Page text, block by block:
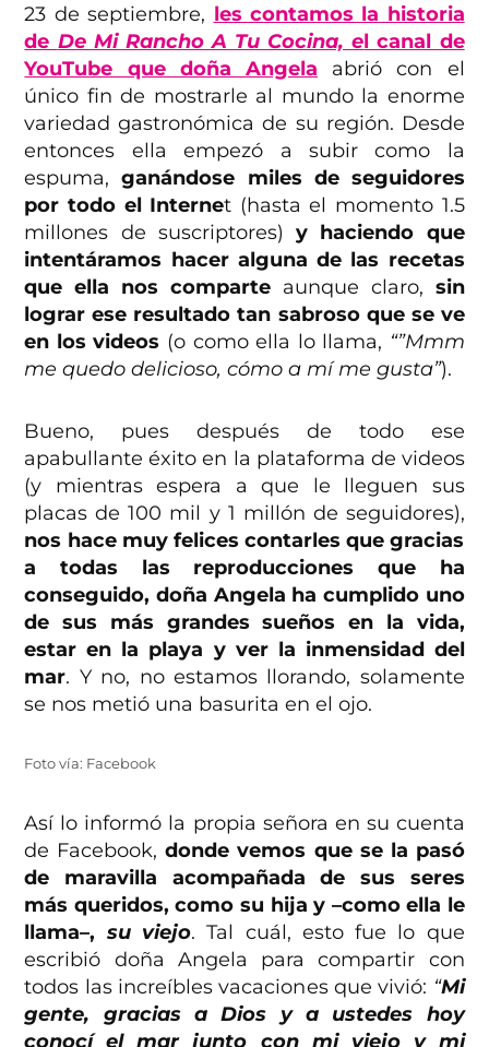
23 de septiembre, les contamos la historia
de De Mi Rancho A Tu Cocina, el canal de
YouTube que doña Angela abrió con el
único fin de mostrarle al mundo la enorme
variedad gastronómica de su región. Desde
entonces ella empezó a subir como la
espuma,ganándose miles de seguidores
por todo el Internet (hasta el momento 1.5
millones de suscriptores) y haciendo que
intentáramos hacer alguna de las recetas
que ella nos comparte aunque claro, sin
lograr ese resultado tan sabroso que se ve
en los videos (o como ella lo llama, “”Mmm
me quedo delicioso, cómo a mí me gusta”).
Bueno, pues después de todo ese
apabullante éxito en la plataforma de videos
(y mientras espera a que le lleguen sus
placas de 100 mil y 1 millón de seguidores),
nos hace muy felices contarles que gracias
a todas las reproducciones que ha
conseguido, doña Angela ha cumplido uno
de sus más grandes sueños en la vida,
estar en la playa y ver la inmensidad del
mar. Y no, no estamos llorando, solamente
se nos metió una basurita en el ojo.
Foto vía: Facebook
Así lo informó la propia señora en su cuenta
de Facebook,donde vemos que se la pasó
de maravilla acompañada de sus seres
más queridos, como su hija y –como ella le
llama–, su viejo. Tal cuál, esto fue lo que
escribió doña Angela para compartir con
todos las increíbles vacaciones que vivió: “Mi
gente, gracias a Dios y a ustedes hoy
conocí el mar junto con mi viejo y mi